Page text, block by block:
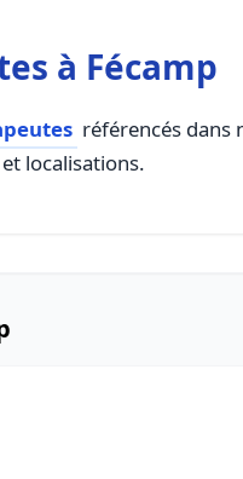
à Fécamp
référencés dans
localisations.